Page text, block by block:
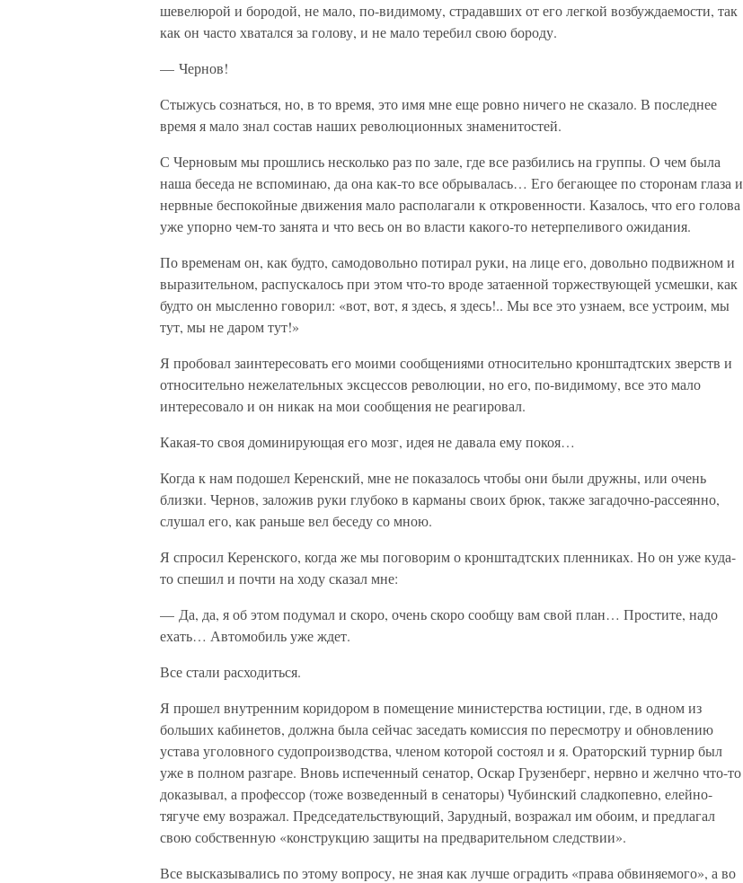
шевелюрой и бородой, не мало, по-видимому, страдавших от его легкой возбуждаемости, так
как он часто хватался за голову, и не мало теребил свою бороду.
— Чернов!
Стыжусь сознаться, но, в то время, это имя мне еще ровно ничего не сказало. В последнее
время я мало знал состав наших революционных знаменитостей.
С Черновым мы прошлись несколько раз по зале, где все разбились на группы. О чем была
наша беседа не вспоминаю, да она как-то все обрывалась… Его бегающее по сторонам глаза и
нервные беспокойные движения мало располагали к откровенности. Казалось, что его голова
уже упорно чем-то занята и что весь он во власти какого-то нетерпеливого ожидания.
По временам он, как будто, самодовольно потирал руки, на лице его, довольно подвижном и
выразительном, распускалось при этом что-то вроде затаенной торжествующей усмешки, как
будто он мысленно говорил: «вот, вот, я здесь, я здесь!.. Мы все это узнаем, все устроим, мы
тут, мы не даром тут!»
Я пробовал заинтересовать его моими сообщениями относительно кронштадтских зверств и
относительно нежелательных эксцессов революции, но его, по-видимому, все это мало
интересовало и он никак на мои сообщения не реагировал.
Какая-то своя доминирующая его мозг, идея не давала ему покоя…
Когда к нам подошел Керенский, мне не показалось чтобы они были дружны, или очень
близки. Чернов, заложив руки глубоко в карманы своих брюк, также загадочно-рассеянно,
слушал его, как раньше вел беседу со мною.
Я спросил Керенского, когда же мы поговорим о кронштадтских пленниках. Но он уже куда-
то спешил и почти на ходу сказал мне:
— Да, да, я об этом подумал и скоро, очень скоро сообщу вам свой план… Простите, надо
ехать… Автомобиль уже ждет.
Все стали расходиться.
Я прошел внутренним коридором в помещение министерства юстиции, где, в одном из
больших кабинетов, должна была сейчас заседать комиссия по пересмотру и обновлению
устава уголовного судопроизводства, членом которой состоял и я. Ораторский турнир был
уже в полном разгаре. Вновь испеченный сенатор, Оскар Грузенберг, нервно и желчно что-то
доказывал, а профессор (тоже возведенный в сенаторы) Чубинский сладкопевно, елейно-
тягуче ему возражал. Председательствующий, Зарудный, возражал им обоим, и предлагал
свою собственную «конструкцию защиты на предварительном следствии».
Все высказывались по этому вопросу, не зная как лучше оградить «права обвиняемого», а во